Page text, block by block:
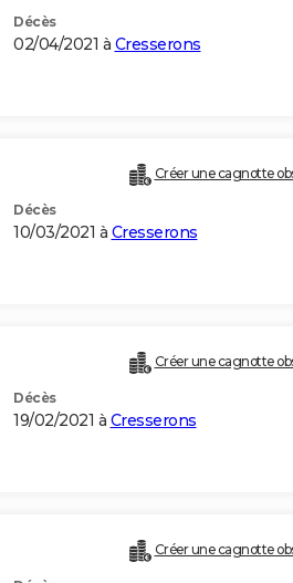
Décès
02/04/2021 à Cresserons
Créer une cagnotte
Décès
10/03/2021 à Cresserons
Créer une cagnotte
Décès
19/02/2021 à Cresserons
Créer une cagnotte